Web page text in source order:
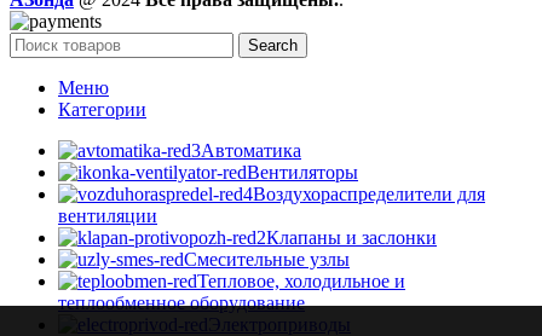
Search
Меню
Категории
Автоматика
Вентиляторы
Воздухораспределители для
вентиляции
Клапаны и заслонки
Смесительные узлы
Тепловое, холодильное и
теплообменное оборудование
Электроприводы